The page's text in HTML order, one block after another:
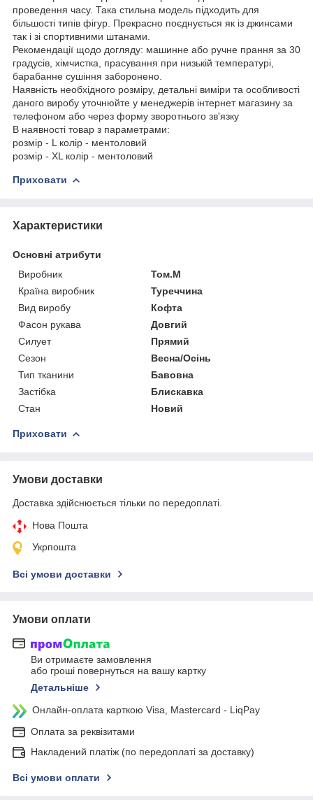
проведення часу. Така стильна модель підходить для
більшості типів фігур. Прекрасно поєднується як із джинсами
так і зі спортивними штанами.
Рекомендації щодо догляду: машинне або ручне прання за 30
градусів, хімчистка, прасування при низькій температурі,
барабанне сушіння заборонено.
Наявність необхідного розміру, детальні виміри та особливості
даного виробу уточнюйте у менеджерів інтернет магазину за
телефоном або через форму зворотнього зв'язку
В наявності товар з параметрами:
розмір - L колір - ментоловий
розмір - XL колір - ментоловий
Приховати
Характеристики
Основні атрибути
Виробник
Том.М
Країна виробник
Туреччина
Вид виробу
Кофта
Фасон рукава
Довгий
Силует
Прямий
Сезон
Весна/Осінь
Тип тканини
Бавовна
Застібка
Блискавка
Стан
Новий
Приховати
Умови доставки
Доставка здійснюється тільки по передоплаті.
Нова Пошта
Укрпошта
Всі умови доставки
Умови оплати
Ви отримаєте замовлення
або гроші повернуться на вашу картку
Детальніше
Онлайн-оплата карткою Visa, Mastercard - LiqPay
Оплата за реквізитами
Накладений платіж (по передоплаті за доставку)
Всі умови оплати